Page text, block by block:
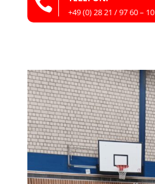
+49 (0) 28 21 / 97 60 – 10